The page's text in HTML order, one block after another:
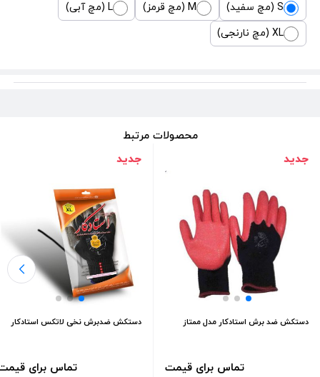
S (مچ سفید) M (مچ قرمز)
L (مچ آبی)
XL (مچ نارنجی)
محصولات مرتبط
جدید
دستکش ضد برش استادکار مدل ممتاز
تماس برای قیمت
جدید
دستکش ضدبرش نخی لاتکس استادکار
تماس برای